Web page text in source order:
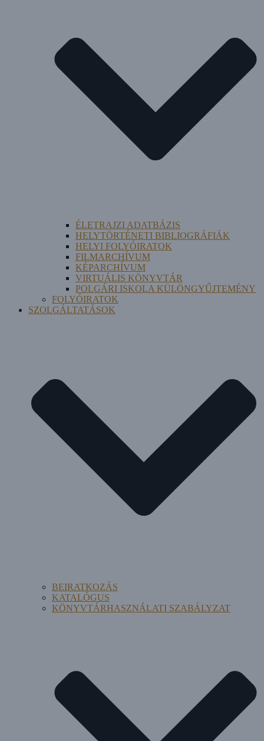
ÉLETRAJZI ADATBÁZIS
HELYTÖRTÉNETI BIBLIOGRÁFIÁK
HELYI FOLYÓIRATOK
FILMARCHÍVUM
KÉPARCHÍVUM
VIRTUÁLIS KÖNYVTÁR
POLGÁRI ISKOLA KÜLÖNGYŰJTEMÉNY
FOLYÓIRATOK
SZOLGÁLTATÁSOK
BEIRATKOZÁS
KATALÓGUS
KÖNYVTÁRHASZNÁLATI SZABÁLYZAT